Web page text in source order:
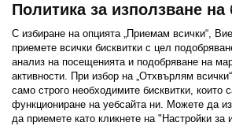
Последвайте ни:
FacebookTwitterYoutubePinterestInstagram
Политика за използване на
С избиране на опцията „Приемам всички“,
приемете всички бисквитки с цел
анализ на посещенията и подобряване на
активности. При избор на „Отхвърлям
само строго необходимитe бисквитки, които
функциониране на уебсайта ни. Можете да
да приемете като кликнете на "Настройки за